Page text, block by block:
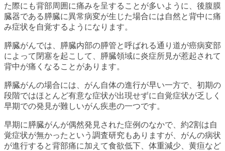
た際にも背部周囲に痛みを呈することが多いように、後腹膜
臓器である膵臓に異常病変が生じた場合には自然と背中に痛
み症状を自覚するようになります。
膵臓がんでは、膵臓内部の膵管と呼ばれる通り道が癌病変部
によって閉塞を起こして、膵臓領域に炎症所見が惹起されて
背中が痛くなることがあります。
膵臓がんの場合には、がん自体の進行が早い一方で、初期の
段階ではほとんど有意な症状が出現せずに自覚症状が乏しく
早期での発見が難しいがん疾患の一つです。
早期に膵臓がんが偶然発見された症例のなかで、約2割は自
覚症状が無かったという調査研究もありますが、がんの病状
が進行すると背部痛に加えて食欲低下、体重減少、黄疸など